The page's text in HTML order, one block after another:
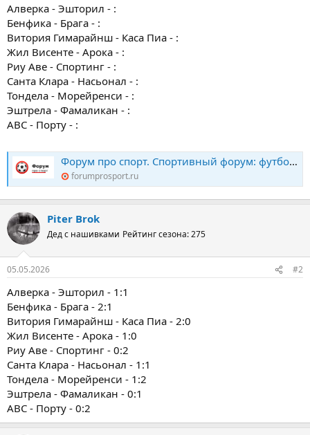
Алверка - Эшторил - :
Бенфика - Брага - :
Витория Гимарайнш - Каса Пиа - :
Жил Висенте - Арока - :
Риу Аве - Спортинг - :
Санта Клара - Насьонал - :
Тондела - Морейренси - :
Эштрела - Фамаликан - :
ABC - Порту - :
Форум про спорт. Спортивный форум: футбол, хоккей, биатлон, теннис. Конкурс прогнозов
forumprosport.ru
Piter Brok
Дед с нашивками Рейтинг сезона: 275
05.05.2026 #2
Алверка - Эшторил - 1:1
Бенфика - Брага - 2:1
Витория Гимарайнш - Каса Пиа - 2:0
Жил Висенте - Арока - 1:0
Риу Аве - Спортинг - 0:2
Санта Клара - Насьонал - 1:1
Тондела - Морейренси - 1:2
Эштрела - Фамаликан - 0:1
ABC - Порту - 0:2